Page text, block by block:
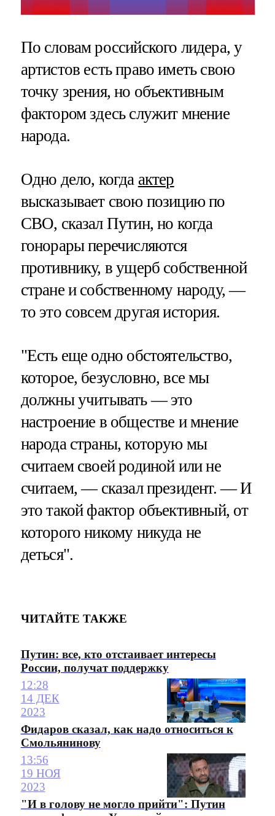
По словам российского лидера, у
артистов есть право иметь свою
точку зрения, но объективным
фактором здесь служит мнение
народа.
Одно дело, когда актер
высказывает свою позицию по
СВО, сказал Путин, но когда
гонорары перечисляются
противнику, в ущерб собственной
стране и собственному народу, —
то это совсем другая история.
"Есть еще одно обстоятельство,
которое, безусловно, все мы
должны учитывать — это
настроение в обществе и мнение
народа страны, которую мы
считаем своей родиной или не
считаем, — сказал президент. — И
это такой фактор объективный, от
которого никому никуда не
деться".
ЧИТАЙТЕ ТАКЖЕ
Путин: все, кто отстаивает интересы
России, получат поддержку
12:28
14 ДЕК
2023
Фидаров сказал, как надо относиться к
Смольянинову
13:56
19 НОЯ
2023
"И в голову не могло прийти": Путин